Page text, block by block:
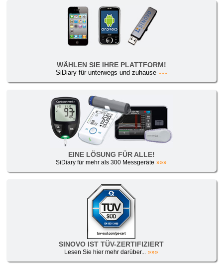
WÄHLEN SIE IHRE PLATTFORM!
SiDiary für unterwegs und zuhause »»»
EINE LÖSUNG FÜR ALLE!
SiDiary für mehr als 300 Messgeräte »»»
SINOVO IST TÜV-ZERTIFIZIERT
Lesen Sie hier mehr darüber... »»»